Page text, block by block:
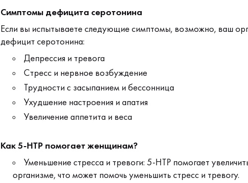
Симптомы дефицита серотонина
Если вы испытываете следующие симптомы, возможно, ваш
дефицит серотонина:
Депрессия и тревога
Стресс и нервное возбуждение
Трудности с засыпанием и бессонница
Ухудшение настроения и апатия
Увеличение аппетита и веса
Как 5-HTP помогает женщинам?
Уменьшение стресса и тревоги: 5-HTP помогает
организме, что может помочь уменьшить стресс и тревогу.